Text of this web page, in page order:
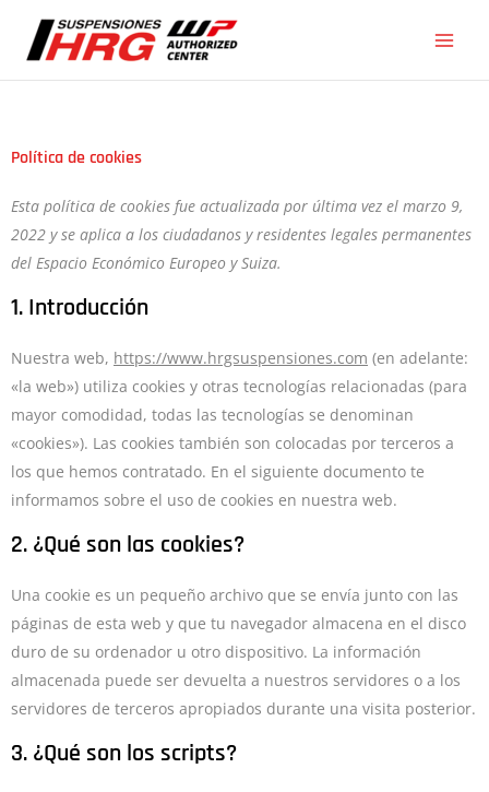
Política de cookies
Esta política de cookies fue actualizada por última vez el marzo 9,
2022 y se aplica a los ciudadanos y residentes legales permanentes
del Espacio Económico Europeo y Suiza.
1. Introducción
Nuestra web, https://www.hrgsuspensiones.com (en adelante:
«la web») utiliza cookies y otras tecnologías relacionadas (para
mayor comodidad, todas las tecnologías se denominan
«cookies»). Las cookies también son colocadas por terceros a
los que hemos contratado. En el siguiente documento te
informamos sobre el uso de cookies en nuestra web.
2. ¿Qué son las cookies?
Una cookie es un pequeño archivo que se envía junto con las
páginas de esta web y que tu navegador almacena en el disco
duro de su ordenador u otro dispositivo. La información
almacenada puede ser devuelta a nuestros servidores o a los
servidores de terceros apropiados durante una visita posterior.
3. ¿Qué son los scripts?
Consent
to
Consent
to
Consent
to
Consent
to
Consent
to